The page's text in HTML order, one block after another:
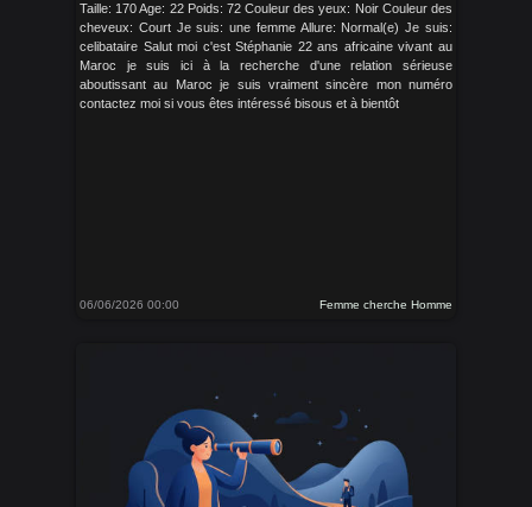
Taille: 170 Age: 22 Poids: 72 Couleur des yeux: Noir Couleur des
cheveux: Court Je suis: une femme Allure: Normal(e) Je suis:
celibataire Salut moi c'est Stéphanie 22 ans africaine vivant au
Maroc je suis ici à la recherche d'une relation sérieuse
aboutissant au Maroc je suis vraiment sincère mon numéro
contactez moi si vous êtes intéressé bisous et à bientôt
06/06/2026 00:00 Femme cherche Homme